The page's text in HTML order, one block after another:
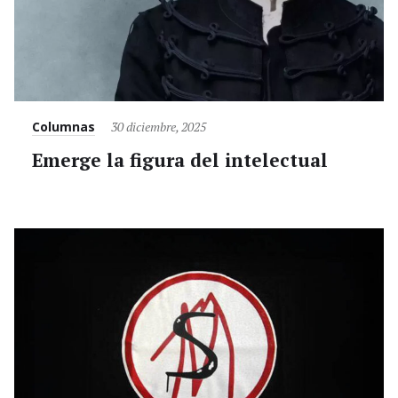
Category
Columnas
Posted
30 diciembre, 2025
Emerge la figura del intelectual